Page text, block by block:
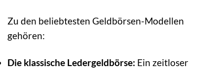
Zu den beliebtesten Geldbörsen-Modellen
gehören:
Die klassische Ledergeldbörse: Ein zeitloser